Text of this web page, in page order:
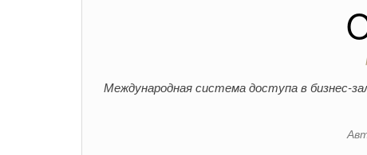
Международная система доступа в бизнес-